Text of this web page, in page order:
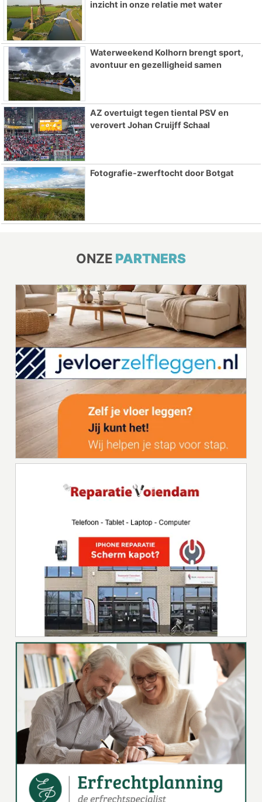
inzicht in onze relatie met water
Waterweekend Kolhorn brengt sport,
avontuur en gezelligheid samen
AZ overtuigt tegen tiental PSV en
verovert Johan Cruijff Schaal
Fotografie-zwerftocht door Botgat
ONZE PARTNERS